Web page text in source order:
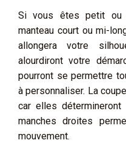
Si vous êtes petit ou
manteau court ou mi-
allongera votre
alourdiront votre
pourront se permettre
à personnaliser. La
car elles
manches droites
mouvement.